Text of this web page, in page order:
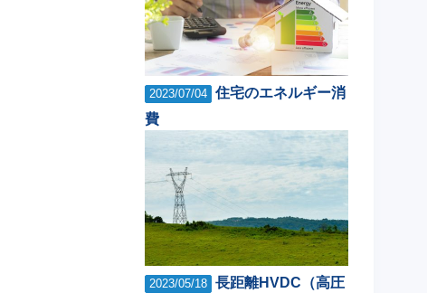
2023/07/04 住宅のエネルギー消
費
2023/05/18 長距離HVDC（高圧